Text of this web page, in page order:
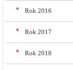
Rok 2016
Rok 2017
Rok 2018